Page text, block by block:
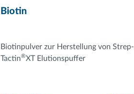
Biotin
Biotinpulver zur Herstellung von Strep-
Tactin®XT Elutionspuffer